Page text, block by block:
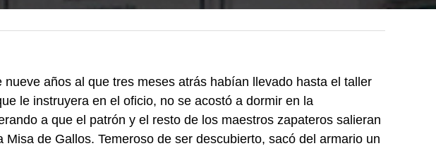
nueve años al que tres meses atrás habían llevado hasta el taller
le instruyera en el oficio, no se acostó a dormir en la
a que el patrón y el resto de los maestros zapateros salieran
Misa de Gallos. Temeroso de ser descubierto, sacó del armario un